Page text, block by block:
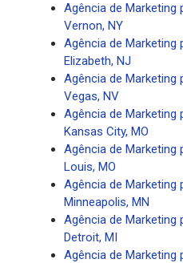
Agência de Marketing
Vernon, NY
Agência de Marketing
Elizabeth, NJ
Agência de Marketing
Vegas, NV
Agência de Marketing
Kansas City, MO
Agência de Marketing
Louis, MO
Agência de Marketing
Minneapolis, MN
Agência de Marketing
Detroit, MI
Agência de Marketing